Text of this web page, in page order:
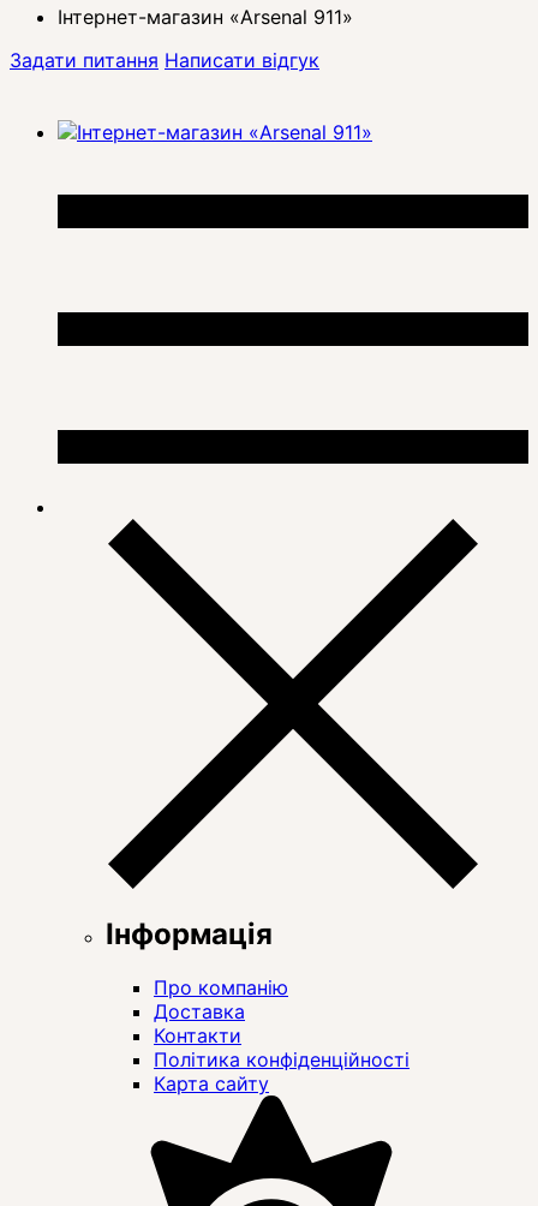
Інтернет-магазин «Arsenal 911»
Задати питання Написати відгук
Інформація
Про компанію
Доставка
Контакти
Політика конфіденційності
Карта сайту